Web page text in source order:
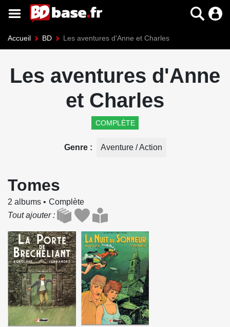
Accueil BD Les aventures d'Anne et Charles
Les aventures d'Anne
et Charles
COMPLÈTE
Genre Aventure / Action
Tomes
2 albums
Complète
Tout ajouter